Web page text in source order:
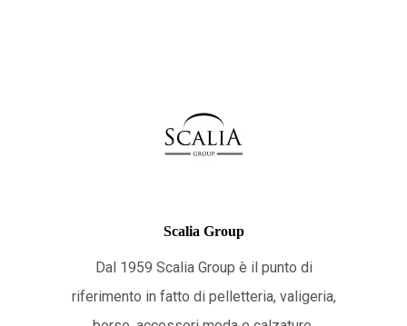
Scalia Group
Dal 1959 Scalia Group è il punto di
riferimento in fatto di pelletteria, valigeria,